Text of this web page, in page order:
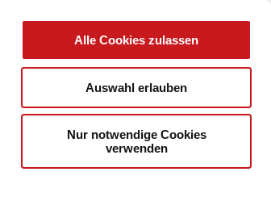
Alle Cookies zulassen
Auswahl erlauben
Nur notwendige Cookies
verwenden